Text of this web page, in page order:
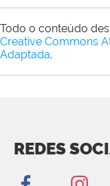
Todo o conteúdo
Creative Commons
Adaptada.
REDES